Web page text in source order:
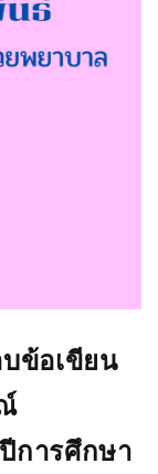
ข้อเขียน
การศึกษา